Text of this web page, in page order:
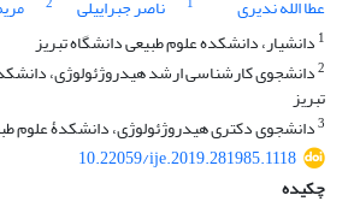
عطا الله ندیری
ناصر جبراییلی
1 دانشیار، دانشکده علوم طبیعی دانشگاه تبریز
2دانشجوی کارشناسی ارشد هیدروژئولوژی،
تبریز
3دانشجوی دکتری هیدروژئولوژی، دانشکدۀ علوم
10.22059/ije.2019.281985.1118
چکیده